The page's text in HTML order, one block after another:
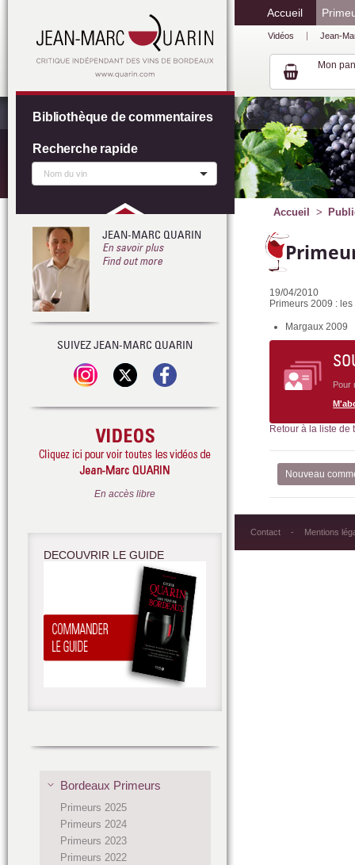
Accueil
Vidéos Jean-
Mon
Accueil
19/04/2010
Primeurs 2009 :
Margaux 2009
Pour
Retour à la liste de
Nouveau
Contact Mentions
Bibliothèque de commentaires
Recherche rapide
JEAN-MARC QUARIN
En savoir plus
Find out more
SUIVEZ JEAN-MARC QUARIN
En accès libre
DECOUVRIR LE GUIDE
Bordeaux Primeurs
Primeurs 2025
Primeurs 2024
Primeurs 2023
Primeurs 2022